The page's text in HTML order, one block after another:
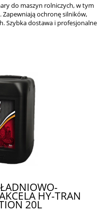
do maszyn rolniczych, w tym
. Zapewniają ochronę silników,
Szybka dostawa i profesjonalne
HY-TRAN
20L